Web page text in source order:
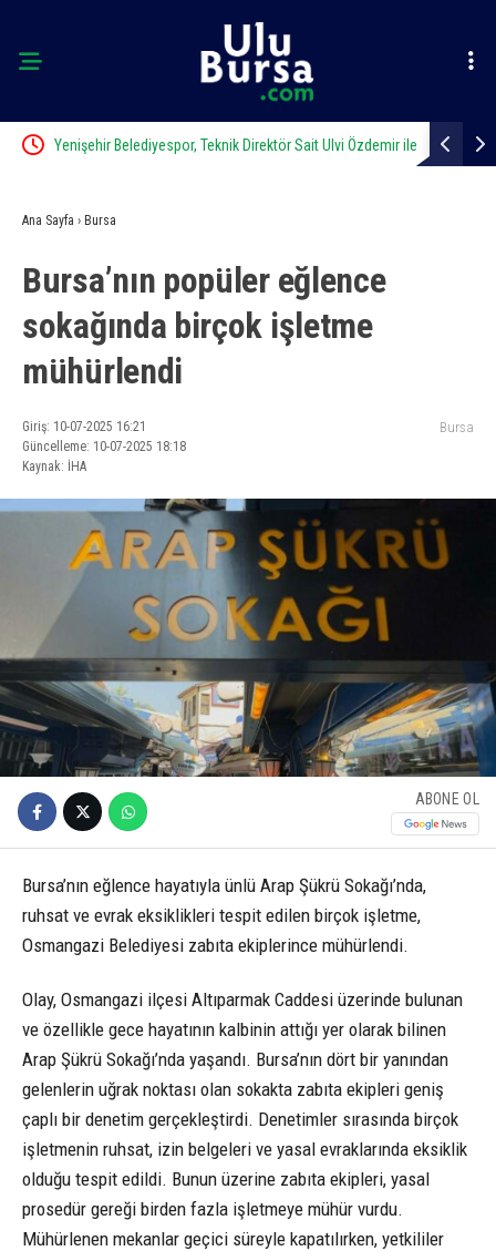
Yenişehir Belediyespor, Teknik Direktör Sait Ulvi Özdemir ile Bisikletiyle
Ana Sayfa › Bursa
Bursa’nın popüler eğlence
sokağında birçok işletme
mühürlendi
Giriş: 10-07-2025 16:21
Güncelleme: 10-07-2025 18:18
Kaynak: İHA
Bursa
ABONE OL
Bursa’nın eğlence hayatıyla ünlü Arap Şükrü Sokağı’nda,
ruhsat ve evrak eksiklikleri tespit edilen birçok işletme,
Osmangazi Belediyesi zabıta ekiplerince mühürlendi.
Olay, Osmangazi ilçesi Altıparmak Caddesi üzerinde bulunan
ve özellikle gece hayatının kalbinin attığı yer olarak bilinen
Arap Şükrü Sokağı’nda yaşandı. Bursa’nın dört bir yanından
gelenlerin uğrak noktası olan sokakta zabıta ekipleri geniş
çaplı bir denetim gerçekleştirdi. Denetimler sırasında birçok
işletmenin ruhsat, izin belgeleri ve yasal evraklarında eksiklik
olduğu tespit edildi. Bunun üzerine zabıta ekipleri, yasal
prosedür gereği birden fazla işletmeye mühür vurdu.
Mühürlenen mekanlar geçici süreyle kapatılırken, yetkililer